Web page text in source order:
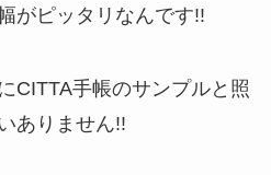
がピッタリなんです!!
CITTA手帳のサンプルと照
ありません!!